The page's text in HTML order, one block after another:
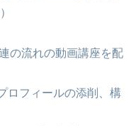
の流れの動画講座を配
ールの添削、構